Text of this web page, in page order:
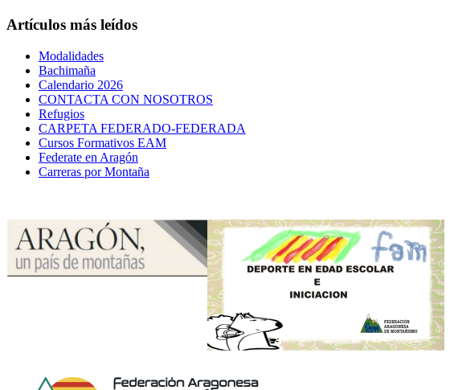
Artículos más leídos
Modalidades
Bachimaña
Calendario 2026
CONTACTA CON NOSOTROS
Refugios
CARPETA FEDERADO-FEDERADA
Cursos Formativos EAM
Federate en Aragón
Carreras por Montaña